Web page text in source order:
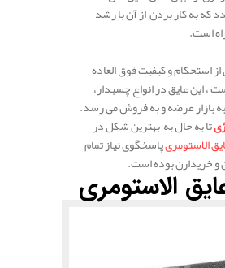
به کار بردن از آن با رشد
است.
از استحکام و کیفیت فوق العاده
، این عایق در انواع چسبدار،
بازار عرضه و به فروش می رسد.
تا به حال به بهترین شکل در
الاستومریپاسخگوی نیاز تمام
خریدارن بوده است.
الاستومری